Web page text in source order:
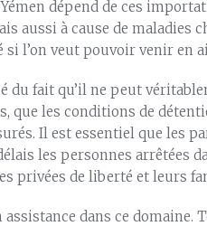
dépend de ces
aussi à cause de maladies
l’on veut pouvoir venir en
du fait qu’il ne peut
que les conditions de
Il est essentiel que les
les personnes arrêtées
privées de liberté et leurs
dans ce domaine.